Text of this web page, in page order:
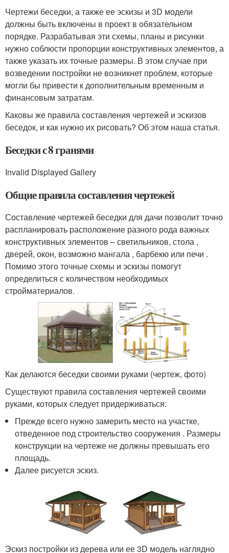
Чертежи беседки, а также ее эскизы и 3D модели
должны быть включены в проект в обязательном
порядке. Разрабатывая эти схемы, планы и рисунки
нужно соблюсти пропорции конструктивных элементов, а
также указать их точные размеры. В этом случае при
возведении постройки не возникнет проблем, которые
могли бы привести к дополнительным временным и
финансовым затратам.
Каковы же правила составления чертежей и эскизов
беседок, и как нужно их рисовать? Об этом наша статья.
Беседки с 8 гранями
Invalid Displayed Gallery
Общие правила составления чертежей
Составление чертежей беседки для дачи позволит точно
распланировать расположение разного рода важных
конструктивных элементов – светильников, стола ,
дверей, окон, возможно мангала , барбекю или печи .
Помимо этого точные схемы и эскизы помогут
определиться с количеством необходимых
стройматериалов.
Как делаются беседки своими руками (чертеж, фото)
Существуют правила составления чертежей своими
руками, которых следует придерживаться:
Прежде всего нужно замерить место на участке,
отведенное под строительство сооружения . Размеры
конструкции на чертеже не должны превышать его
площадь.
Далее рисуется эскиз.
Эскиз постройки из дерева или ее 3D модель наглядно